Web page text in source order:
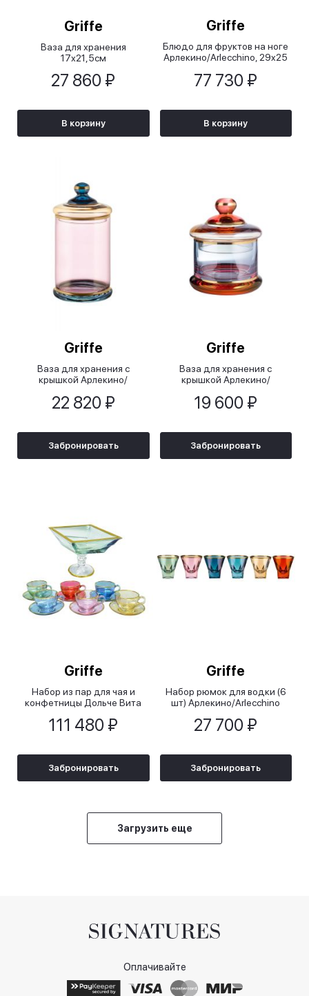
Griffe
Ваза для хранения
17х21,5см
27 860 ₽
В корзину
Griffe
Блюдо для фруктов на ноге
Арлекино/Arlecchino, 29x25
77 730 ₽
В корзину
Griffe
Ваза для хранения с
крышкой Арлекино/
22 820 ₽
Забронировать
Griffe
Ваза для хранения с
крышкой Арлекино/
19 600 ₽
Забронировать
Griffe
Набор из пар для чая и
конфетницы Дольче Вита
111 480 ₽
Забронировать
Griffe
Набор рюмок для водки (6
шт) Арлекино/Arlecchino
27 700 ₽
Забронировать
Загрузить еще
Оплачивайте